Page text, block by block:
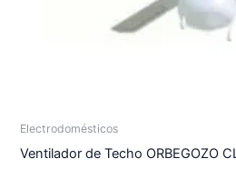
Electrodomésticos
Ventilador de Techo ORBEGOZO